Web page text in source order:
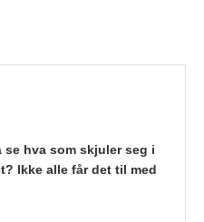
se hva som skjuler seg i
Ikke alle får det til med